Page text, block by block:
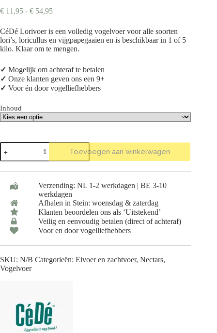
€ 11,95 - € 54,95Prijsklasse:
€ 54,95
CéDé Lorivoer is een volledig vogelvoer voor alle soorten
lori’s, loricullus en vijgpapegaaien en is beschikbaar in 1 of 5
kilo. Klaar om te mengen.
✓ Mogelijk om achteraf te betalen
✓ Onze klanten geven ons een 9+
✓ Voor én door vogelliefhebbers
Inhoud
CéDé
Lorivoer
-
Volledig
Kilo
aantal
Toevoegen aan winkelwagen
Verzending: NL 1-2 werkdagen | BE 3-10
werkdagen
Afhalen in Stein: woensdag & zaterdag
Klanten beoordelen ons als ‘Uitstekend’
Veilig en eenvoudig betalen (direct of achteraf)
Voor en door vogelliefhebbers
SKU: N/B Categorieën: Eivoer en zachtvoer, Nectars,
Vogelvoer